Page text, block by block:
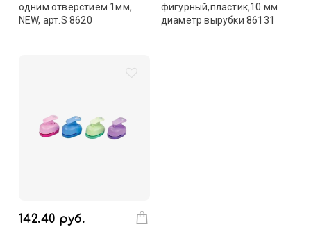
одним отверстием 1мм,
NEW, арт.S 8620
фигурный,пластик,10 мм
диаметр вырубки 86131
142.40 руб.